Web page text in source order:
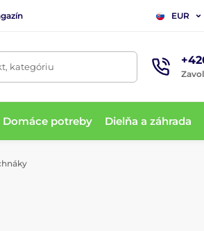
EUR
kategóriu
Domáce potreby Dielňa a záhrada